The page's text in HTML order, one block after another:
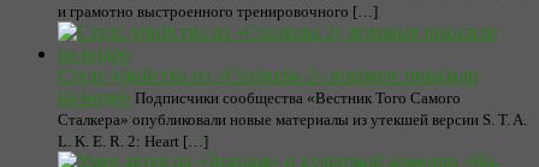
и грамотно выстроенного тренировочного […]
Стелс-убийства из «Сталкера 2» впервые показали
на видео Подписчики сообщества «Вестник Того Самого
Сталкера» опубликовали новые материалы из утекшей версии S. T. A.
L. K. E. R. 2: Heart […]